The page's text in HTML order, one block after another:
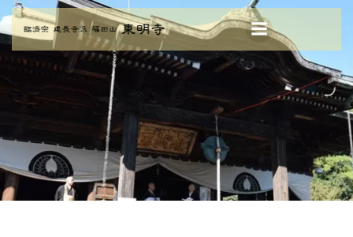
コ
ン
テ
ン
ス
キ
ッ
プ